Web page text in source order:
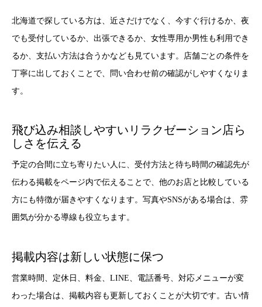
北海道で探している方は、近さだけでなく、今すぐ行けるか、夜
でも受付しているか、出張できるか、女性専用か男性も利用でき
るか、支払い方法は合うかなども見ています。店舗ごとの条件を
丁寧に出しておくことで、問い合わせ前の確認がしやすくなりま
す。
飛び込み相談しやすいリラクゼーション店ら
しさを伝える
予定の合間に立ち寄りたい人に、受付方法と待ち時間の確認先が
伝わる掲載をページ内で伝えることで、他のお店と比較している
方にも特徴が届きやすくなります。写真やSNSがある場合は、雰
囲気が分かる導線も役立ちます。
掲載内容は新しい状態に保つ
営業時間、定休日、料金、LINE、電話番号、対応メニューが変
わった場合は、掲載内容も更新しておくことが大切です。古い情